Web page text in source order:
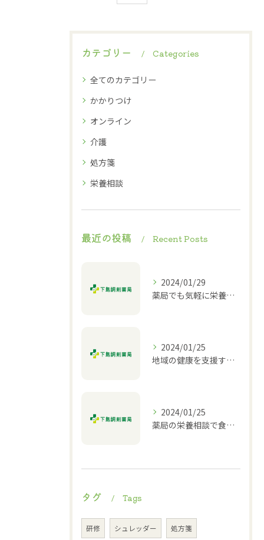
カテゴリー Categories
全てのカテゴリー
かかりつけ
オンライン
介護
処方箋
栄養相談
最近の投稿 Recent Posts
2024/01/29
薬局でも気軽に栄養相談ができる！
2024/01/25
地域の健康を支援する薬局｜栄養相談や介護相談も対応
2024/01/25
薬局の栄養相談で食生活改善
タグ Tags
研修 シュレッダー 処方箋